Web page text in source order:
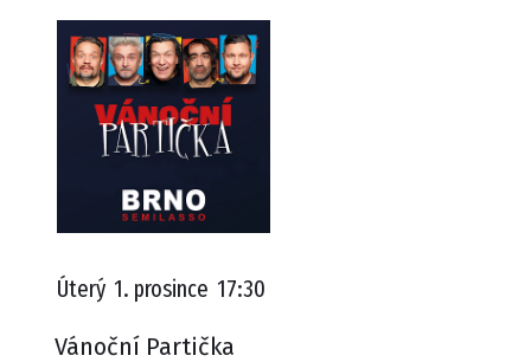
Úterý 1. prosince 17:30
Vánoční Partička